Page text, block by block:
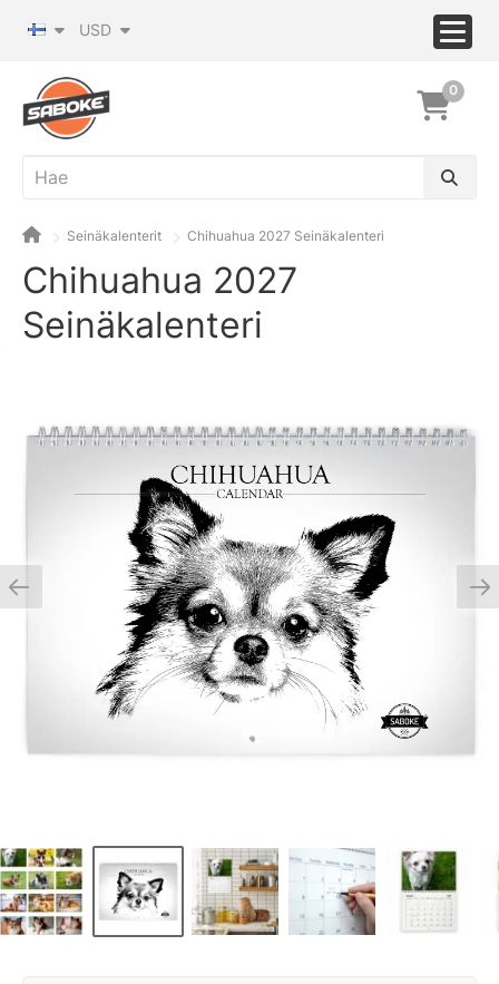
USD
0
Seinäkalenterit Chihuahua 2027 Seinäkalenteri
Chihuahua 2027
Seinäkalenteri